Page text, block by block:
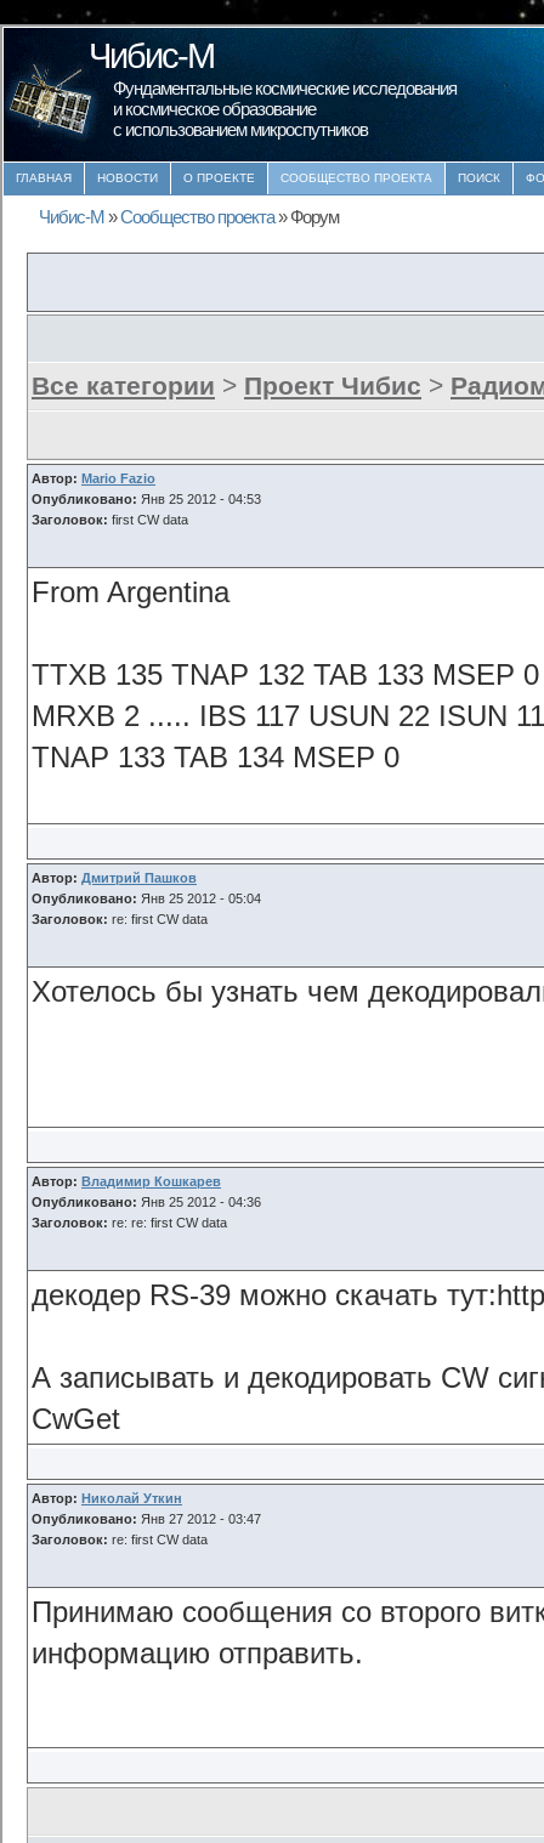
Чибис-М
Фундаментальные космические исследования
и космическое образование
с использованием микроспутников
ГЛАВНАЯ НОВОСТИ О ПРОЕКТЕ СООБЩЕСТВО ПРОЕКТА ПОИСК
Чибис-М »Сообщество проекта»Форум
Все категории > Проект Чибис >
Автор: Mario Fazio
Опубликовано: Янв 25 2012 - 04:53
Заголовок: first CW data
From Argentina
TTXB 135 TNAP 132 TAB 133 MSEP
MRXB 2 ..... IBS 117 USUN 22 ISUN
TNAP 133 TAB 134 MSEP 0
Автор: Дмитрий Пашков
Опубликовано: Янв 25 2012 - 05:04
Заголовок: re: first CW data
Хотелось бы узнать чем
Автор: Владимир Кошкарев
Опубликовано: Янв 25 2012 - 04:36
Заголовок: re: re: first CW data
декодер RS-39 можно скачать
А записывать и декодировать CW
CwGet
Автор: Николай Уткин
Опубликовано: Янв 27 2012 - 03:47
Заголовок: re: first CW data
Принимаю сообщения со второго
информацию отправить.